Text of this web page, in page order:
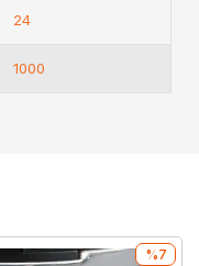
24
1000
%7